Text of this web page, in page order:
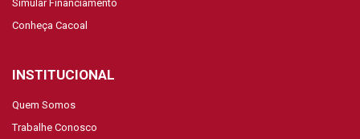
Simular Financiamento
Conheça Cacoal
INSTITUCIONAL
Quem Somos
Trabalhe Conosco